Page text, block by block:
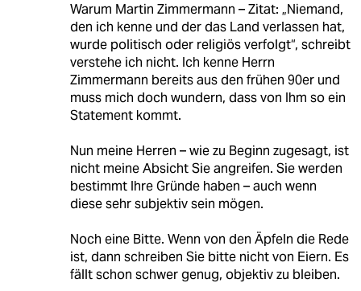
Warum Martin Zimmermann – Zitat: „Niemand,
den ich kenne und der das Land verlassen hat,
wurde politisch oder religiös verfolgt“, schreibt
verstehe ich nicht. Ich kenne Herrn
Zimmermann bereits aus den frühen 90er und
muss mich doch wundern, dass von Ihm so ein
Statement kommt.
Nun meine Herren – wie zu Beginn zugesagt, ist
nicht meine Absicht Sie angreifen. Sie werden
bestimmt Ihre Gründe haben – auch wenn
diese sehr subjektiv sein mögen.
Noch eine Bitte. Wenn von den Äpfeln die Rede
ist, dann schreiben Sie bitte nicht von Eiern. Es
fällt schon schwer genug, objektiv zu bleiben.